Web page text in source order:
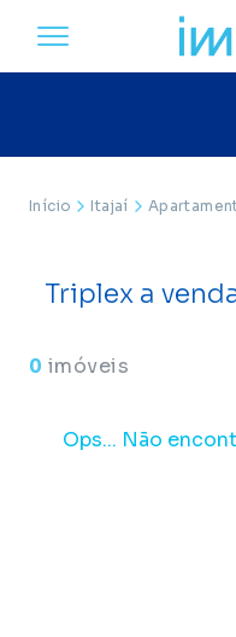
Início Itajaí
Triplex a
0 imóveis
Ops... Não